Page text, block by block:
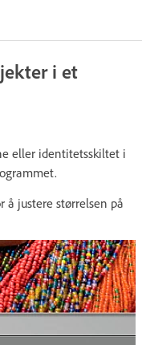
i et
eller identitetsskiltet i
å justere størrelsen på